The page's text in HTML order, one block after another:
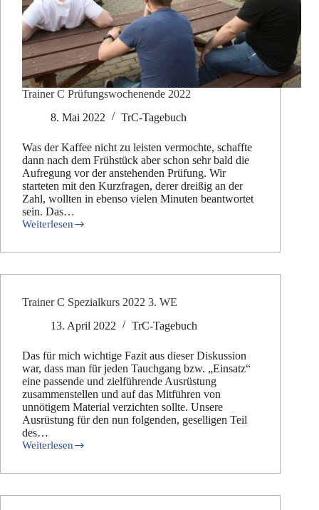
Trainer C Prüfungswochenende 2022
8. Mai 2022
TrC-Tagebuch
Was der Kaffee nicht zu leisten vermochte, schaffte
dann nach dem Frühstück aber schon sehr bald die
Aufregung vor der anstehenden Prüfung. Wir
starteten mit den Kurzfragen, derer dreißig an der
Zahl, wollten in ebenso vielen Minuten beantwortet
sein. Das…
Weiterlesen
Trainer
Prüfungswochenende
Trainer C Spezialkurs 2022 3. WE
13. April 2022
TrC-Tagebuch
Das für mich wichtige Fazit aus dieser Diskussion
war, dass man für jeden Tauchgang bzw. „Einsatz“
eine passende und zielführende Ausrüstung
zusammenstellen und auf das Mitführen von
unnötigem Material verzichten sollte. Unsere
Ausrüstung für den nun folgenden, geselligen Teil
des…
Weiterlesen
Trainer
Spezialkurs
3.